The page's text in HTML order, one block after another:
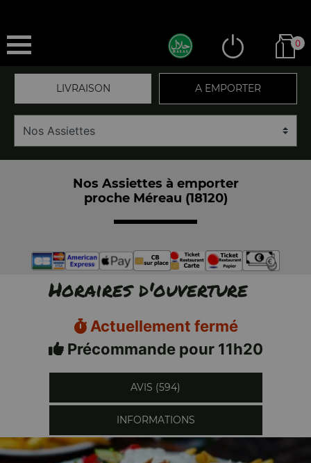
0
LIVRAISON A EMPORTER
Nos Assiettes à emporter
proche Méreau (18120)
Horaires d'ouverture
Actuellement fermé
Précommande pour 11h20
AVIS (594)
INFORMATIONS